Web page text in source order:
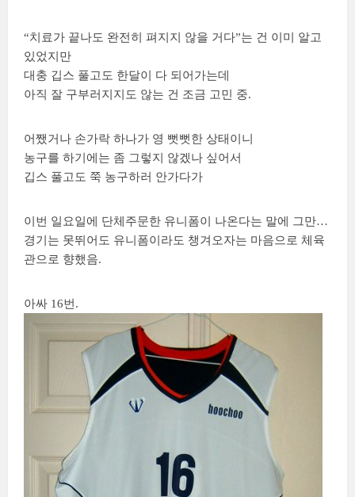
“치료가 끝나도 완전히 펴지지 않을 거다”는 건 이미 알고
있었지만
대충 깁스 풀고도 한달이 다 되어가는데
아직 잘 구부러지지도 않는 건 조금 고민 중.
어쨌거나 손가락 하나가 영 뻣뻣한 상태이니
농구를 하기에는 좀 그렇지 않겠나 싶어서
깁스 풀고도 쭉 농구하러 안가다가
이번 일요일에 단체주문한 유니폼이 나온다는 말에 그만…
경기는 못뛰어도 유니폼이라도 챙겨오자는 마음으로 체육
관으로 향했음.
아싸 16번.